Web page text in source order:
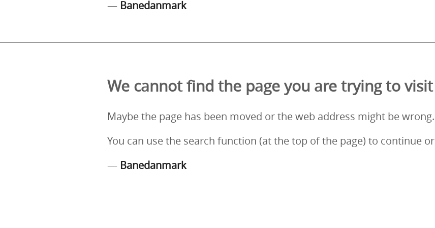
— Banedanmark
We cannot find the page you are trying to visit
Maybe the page has been moved or the web address might be wrong.
You can use the search function (at the top of the page) to continue or
— Banedanmark